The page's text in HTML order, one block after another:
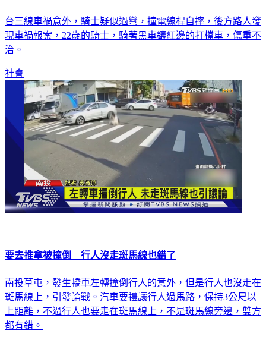
台三線車禍意外，騎士疑似過彎，撞電線桿自摔，後方路人發
現車禍報案，22歲的騎士，騎著黑車鑲紅邊的打檔車，傷重不
治。
社會
要去推拿被撞倒 行人沒走斑馬線也錯了
南投草屯，發生轎車左轉撞倒行人的意外，但是行人也沒走在
斑馬線上，引發論戰。汽車要禮讓行人過馬路，保持3公尺以
上距離，不過行人也要走在斑馬線上，不是斑馬線旁邊，雙方
都有錯。